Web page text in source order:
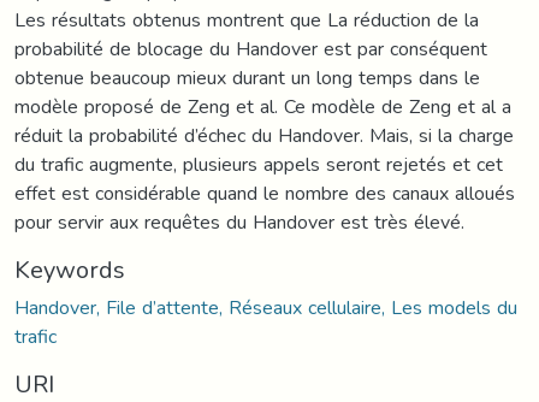
Les résultats obtenus montrent que La réduction de la
probabilité de blocage du Handover est par conséquent
obtenue beaucoup mieux durant un long temps dans le
modèle proposé de Zeng et al. Ce modèle de Zeng et al a
réduit la probabilité d’échec du Handover. Mais, si la charge
du trafic augmente, plusieurs appels seront rejetés et cet
effet est considérable quand le nombre des canaux alloués
pour servir aux requêtes du Handover est très élevé.
Keywords
Handover, File d’attente, Réseaux cellulaire, Les models du
trafic
URI